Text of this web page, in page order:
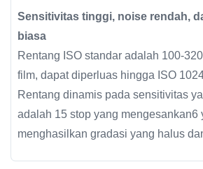
Sensitivitas tinggi, noise rendah,
biasa
Rentang ISO standar adalah 100-
film, dapat diperluas hingga ISO
Rentang dinamis pada sensitivitas
adalah 15 stop yang mengesankan6
menghasilkan gradasi yang halus